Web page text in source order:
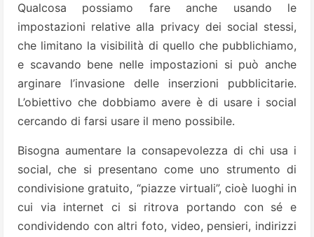
Qualcosa possiamo fare anche usando le
impostazioni relative alla privacy dei social stessi,
che limitano la visibilità di quello che pubblichiamo,
e scavando bene nelle impostazioni si può anche
arginare l’invasione delle inserzioni pubblicitarie.
L’obiettivo che dobbiamo avere è di usare i social
cercando di farsi usare il meno possibile.
Bisogna aumentare la consapevolezza di chi usa i
social, che si presentano come uno strumento di
condivisione gratuito, “piazze virtuali”, cioè luoghi in
cui via internet ci si ritrova portando con sé e
condividendo con altri foto, video, pensieri, indirizzi